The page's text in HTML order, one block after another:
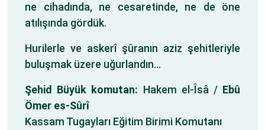
ne cihadında, ne cesaretinde, ne de öne
atılışında gördük.
Hurilerle ve askerî şûranın aziz şehitleriyle
buluşmak üzere uğurlandın…
Şehid Büyük komutan: Hakem el-Îsâ / Ebû
Ömer es-Sûrî
Kassam Tugayları Eğitim Birimi Komutanı